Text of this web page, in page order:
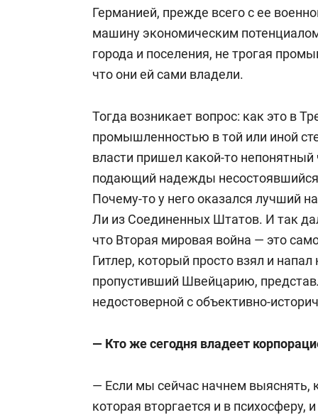
Германией, прежде всего с ее
машину экономическим
города и поселения, не трогая
что они ей сами владели.
Тогда возникает вопрос: как это в
промышленностью в той или иной
власти пришел какой-то непонятный
подающий надежды
Почему-то у него оказался лучший
Ли из Соединенных Штатов. И так
что Вторая мировая война — это
Гитлер, который просто взял и
пропустивший Швейцарию,
недостоверной с объективно-
— Кто же сегодня владеет
— Если мы сейчас начнем выяснять,
которая вторгается и в психосферу,